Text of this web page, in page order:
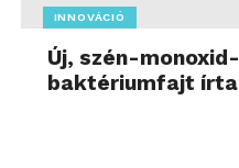
INNOVÁCIÓ
Új, szén-
baktériumfajt